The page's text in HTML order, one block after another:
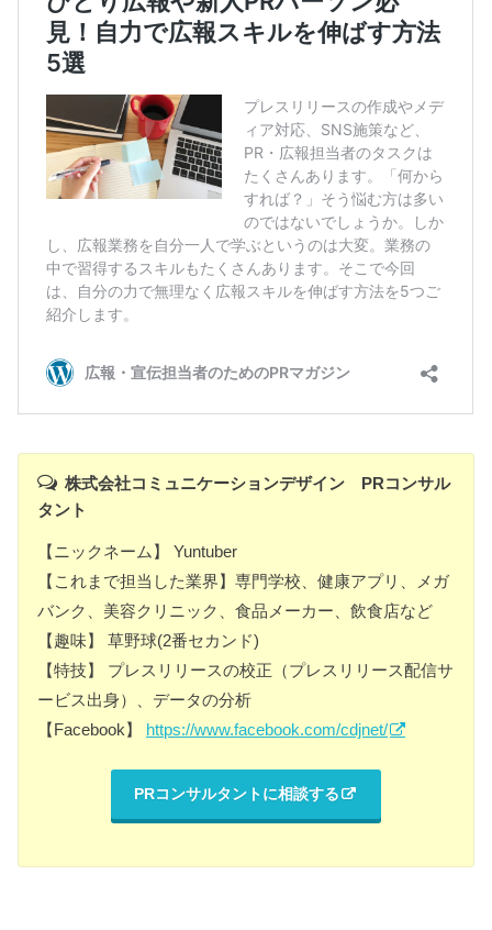
株式会社コミュニケーションデザイン PRコンサル
タント
【ニックネーム】 Yuntuber
【これまで担当した業界】専門学校、健康アプリ、メガ
バンク、美容クリニック、食品メーカー、飲食店など
【趣味】 草野球(2番セカンド)
【特技】 プレスリリースの校正（プレスリリース配信サ
ービス出身）、データの分析
【Facebook】 https://www.facebook.com/cdjnet/
PRコンサルタントに相談する